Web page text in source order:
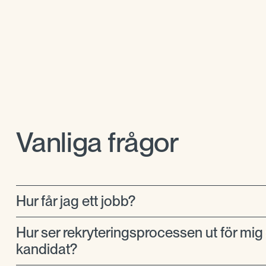
Vanliga frågor
Hur får jag ett jobb?
Hur ser rekryteringsprocessen ut för
kandidat?